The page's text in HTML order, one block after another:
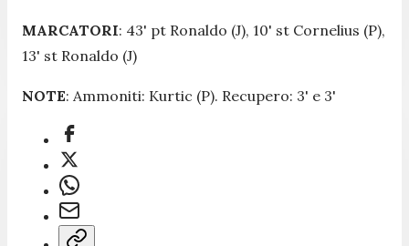
MARCATORI: 43' pt Ronaldo (J), 10' st Cornelius (P),
13' st Ronaldo (J)
NOTE: Ammoniti: Kurtic (P). Recupero: 3' e 3'